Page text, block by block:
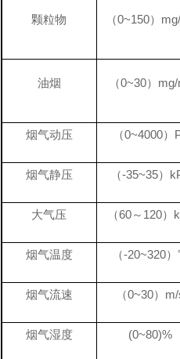
颗粒物 （0~150）
油烟 （0~30）
烟气动压 （0~4000）
烟气静压 （-35~35）
大气压 （60～ 120）
烟气温度 （-20~320
烟气流速 （0~30）
烟气湿度 (0~80)%